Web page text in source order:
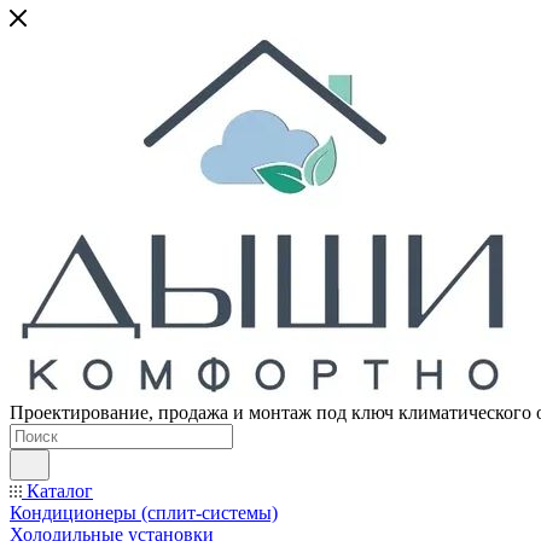
Проектирование, продажа и монтаж под ключ климатического
Каталог
Кондиционеры (сплит-системы)
Холодильные установки